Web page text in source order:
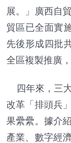
展。」廣西自
貿區已全面實
先後形成四批
全區複製推廣
四年來，三
改革「排頭兵
果纍纍。據介
產業、數字經